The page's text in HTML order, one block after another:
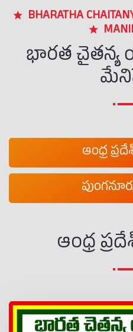
BHARATHA
భారత చైతన్య
ఆంధ్ర
ఆంధ్ర